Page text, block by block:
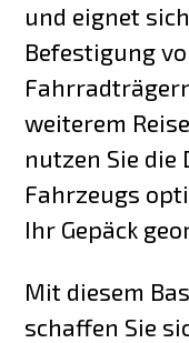
und eignet
Befestigung
weiterem
nutzen Sie die
Fahrzeugs
Ihr Gepäck
Mit diesem
schaffen Sie